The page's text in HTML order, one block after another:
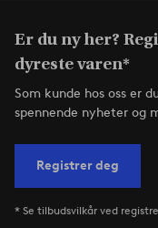
Er du ny her?
dyreste varen*
Som kunde hos oss er
spennende nyheter og
Registrer deg
* Se tilbudsvilkår ved